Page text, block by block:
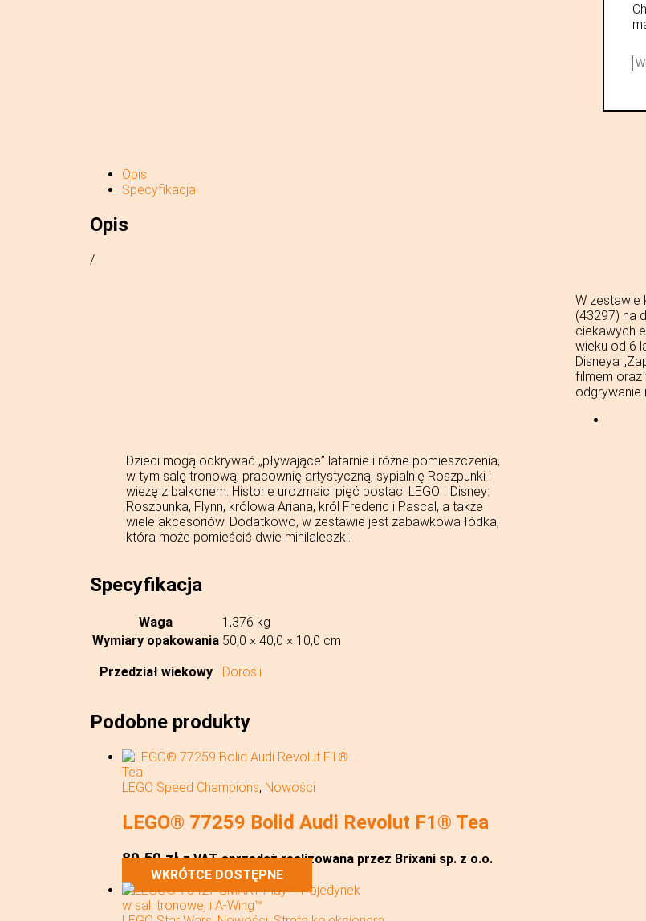
Opis
Specyfikacja
Opis
/
W zestawie
(43297) na
ciekawych
wieku od 6
Disneya
filmem oraz
odgrywanie
Dzieci mogą odkrywać „pływające” latarnie i różne pomieszczenia,
w tym salę tronową, pracownię artystyczną, sypialnię Roszpunki i
wieżę z balkonem. Historie urozmaici pięć postaci LEGO ǀ Disney:
Roszpunka, Flynn, królowa Ariana, król Frederic i Pascal, a także
wiele akcesoriów. Dodatkowo, w zestawie jest zabawkowa łódka,
która może pomieścić dwie minilaleczki.
Specyfikacja
Waga
1,376 kg
Wymiary opakowania 50,0 × 40,0 × 10,0 cm
Przedział wiekowy Dorośli
Podobne produkty
LEGO Speed Champions, Nowości
LEGO® 77259 Bolid Audi Revolut F1® Tea
89,50zł z VAT sprzedaż realizowana przez Brixani sp. z o.o.
WKRÓTCE DOSTĘPNE